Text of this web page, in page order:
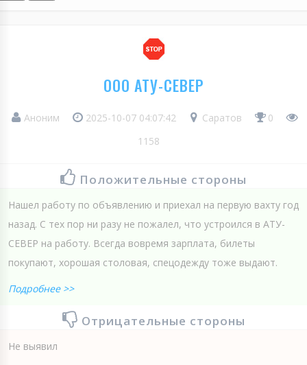
ООО АТУ-СЕВЕР
Аноним 2025-10-07 04:07:42 Саратов
0
1158
Положительные стороны
Нашел работу по объявлению и приехал на первую вахту год
назад. С тех пор ни разу не пожалел, что устроился в АТУ-
СЕВЕР на работу. Всегда вовремя зарплата, билеты
покупают, хорошая столовая, спецодежду тоже выдают.
Подробнее >>
Отрицательные стороны
Не выявил